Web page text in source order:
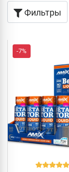
Фильтры
-7%